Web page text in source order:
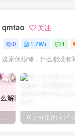
qmtao 关注
0 1.7W+ 1
这家伙很懒，什么都没有
联通网络 解除限速方法参考！畅享、畅玩、老白干等及其它地区自测了